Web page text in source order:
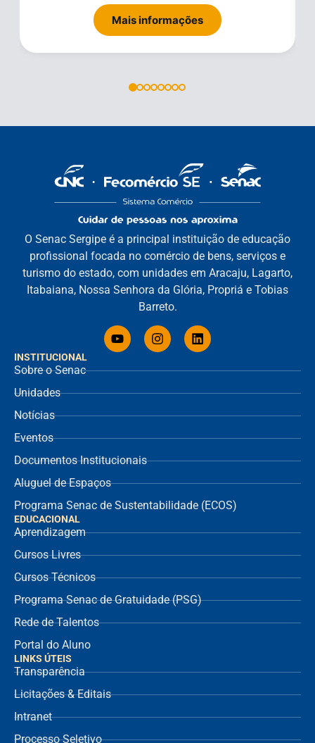
Mais informações
INSTITUCIONAL
Sobre o Senac
Unidades
Notícias
Eventos
Documentos Institucionais
Aluguel de Espaços
Programa Senac de Sustentabilidade (ECOS)
EDUCACIONAL
Aprendizagem
Cursos Livres
Cursos Técnicos
Programa Senac de Gratuidade (PSG)
Rede de Talentos
Portal do Aluno
O Senac Sergipe é a principal instituição de educação
profissional focada no comércio de bens, serviços e
turismo do estado, com unidades em Aracaju, Lagarto,
Itabaiana, Nossa Senhora da Glória, Propriá e Tobias
Barreto.
LINKS ÚTEIS
Transparência
Licitações & Editais
Intranet
Processo Seletivo